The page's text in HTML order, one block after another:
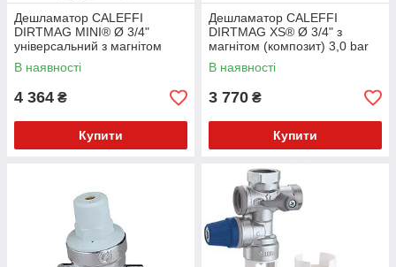
Дешламатор CALEFFI
DIRTMAG MINI® Ø 3/4"
універсальний з магнітом
(композит) 3,0 bar 0–90 °C 5
μm (Італія)
В наявності
4 364 ₴
Купити
Дешламатор CALEFFI
DIRTMAG XS® Ø 3/4" з
магнітом (композит) 3,0 bar
0–90 °C 5 μm (Італія)
В наявності
3 770 ₴
Купити